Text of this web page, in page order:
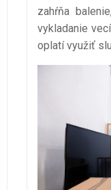
zahŕňa
vykladanie
oplatí využiť